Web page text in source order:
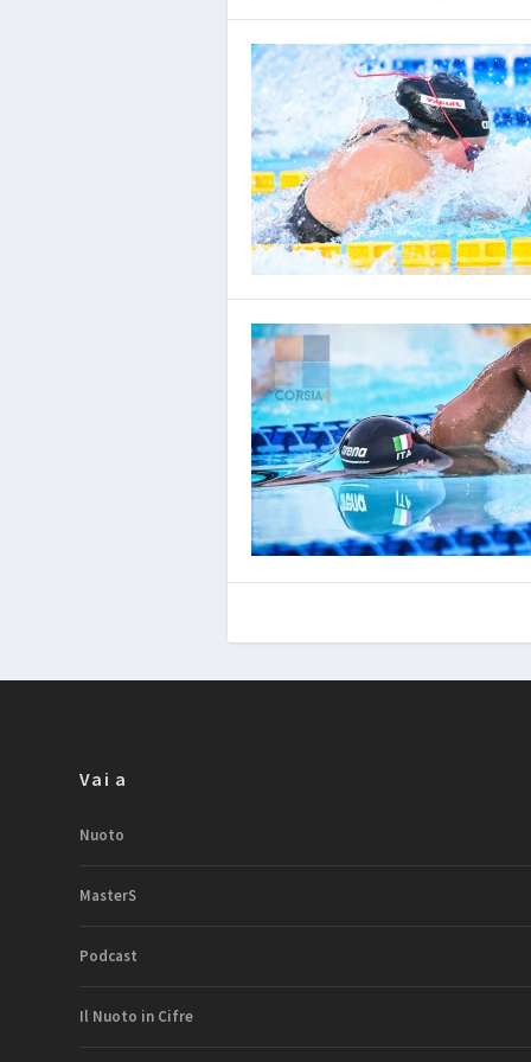
Vai a
Nuoto
MasterS
Podcast
Il Nuoto in Cifre